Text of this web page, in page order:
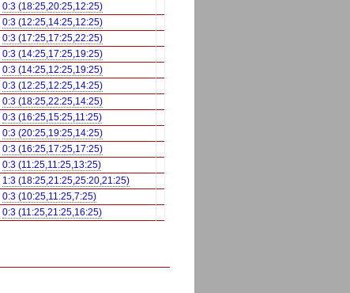
0:3 (18:25,20:25,12:25)
0:3 (12:25,14:25,12:25)
0:3 (17:25,17:25,22:25)
0:3 (14:25,17:25,19:25)
0:3 (14:25,12:25,19:25)
0:3 (12:25,12:25,14:25)
0:3 (18:25,22:25,14:25)
0:3 (16:25,15:25,11:25)
0:3 (20:25,19:25,14:25)
0:3 (16:25,17:25,17:25)
0:3 (11:25,11:25,13:25)
1:3 (18:25,21:25,25:20,21:25)
0:3 (10:25,11:25,7:25)
0:3 (11:25,21:25,16:25)